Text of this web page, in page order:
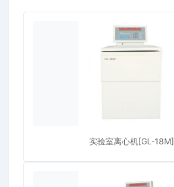
实验室离心机[GL-18M]